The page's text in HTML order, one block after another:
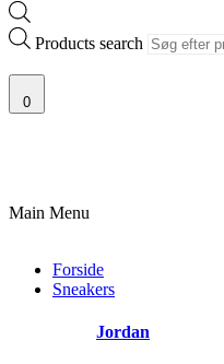
Products search
0
Main Menu
Forside
Sneakers
Jordan